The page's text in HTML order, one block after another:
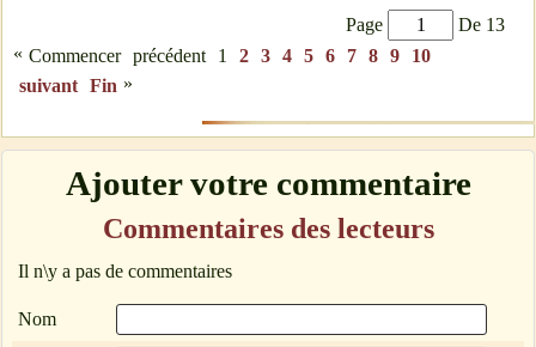
Page
De 13
« Commencer précédent 1 2 3 4 5 6 7 8 9
10
suivant Fin »
Ajouter votre commentaire
Commentaires des lecteurs
Il n\y a pas de commentaires
Nom